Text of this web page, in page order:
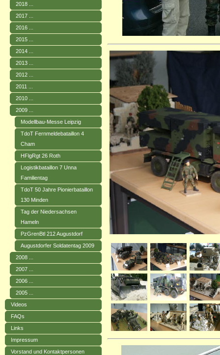
2018 ...
2017 ...
2016 ...
2015 ...
2014 ...
2013 ...
2012 ...
2011 ...
2010 ...
2009 ...
Modellbau-Messe Leipzig
TdoT Fernmeldebataillon 4
Cham
HFlgRgt 26 Roth
Logistikbataillon 7 Unna
Familientag
TdoT 50 Jahre Pionierbataillon
130 Minden
Tag der Niedersachsen
Hameln
PzGrenBtl 212 Augustdorf
Augustdorfer Soldatentag 2009
2008 ...
2007 ...
2006 ...
2005 ...
Videos
FAQs
Links
Impressum
Vorstand und Kontaktpersonen